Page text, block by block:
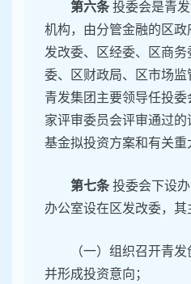
第六条 投委会是青
机构，由分管金融的区
发改委、区经委、区商
委、区财政局、区市场
青发集团主要领导任投
家评审委员会评审通过
基金拟投资方案和有关重
第七条 投委会下设
办公室设在区发改委，其
（一）组织召开青
并形成投资意向；